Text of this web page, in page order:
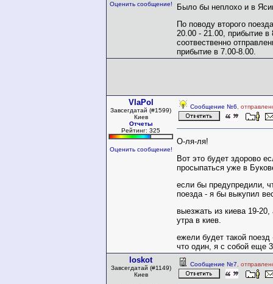
Оценить сообщение!
Было бы неплохо и в
По поводу второго
20.00 - 21.00, прибытие
соотвественно
прибытие в 7.00-8.00.
VlaPol
Завсегдатай (#1599)
Киев
Отчеты
Рейтинг: 325
Оценить сообщение!
Сообщение №6 ,
О-ля-ля!
Вот это будет здорово
просыпаться уже в
если бы предупредили,
поезда - я бы выкупил
выезжать из киева 19-
утра в киев.
ежели будет такой
что один, я с собой еще
loskot
Завсегдатай (#1149)
Киев
Сообщение №7 ,